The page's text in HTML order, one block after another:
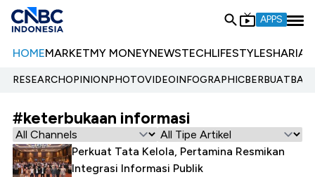
APPS
HOMEMARKETMY MONEYNEWSTECHLIFESTYLESHARIA
RESEARCHOPINIONPHOTOVIDEOINFOGRAPHIC
#keterbukaan informasi
Perkuat Tata Kelola, Pertamina Resmikan
Integrasi Informasi Publik